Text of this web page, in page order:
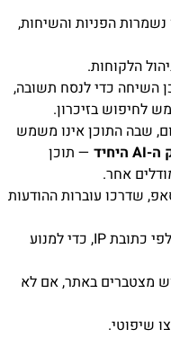
הפניות והשיחות,
הלקוחות.
השיחה כדי לנסח תשובה,
לחיפוש בזיכרון.
שבה התוכן אינו משמש
— תוכן
אחר.
שדרכו עוברות ההודעות
— הגבלת קצב בקשות, לפי כתובת IP, כדי למנוע
מצטברים באתר, אם לא
שיפוטי.